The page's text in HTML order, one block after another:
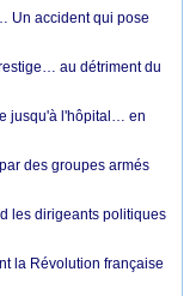
Un accident qui pose
au détriment du
jusqu'à l'hôpital… en
des groupes armés
les dirigeants politiques
la Révolution française